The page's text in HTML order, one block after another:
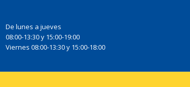
De lunes a jueves
08:00-13:30 y 15:00-19:00
Viernes 08:00-13:30 y 15:00-18:00